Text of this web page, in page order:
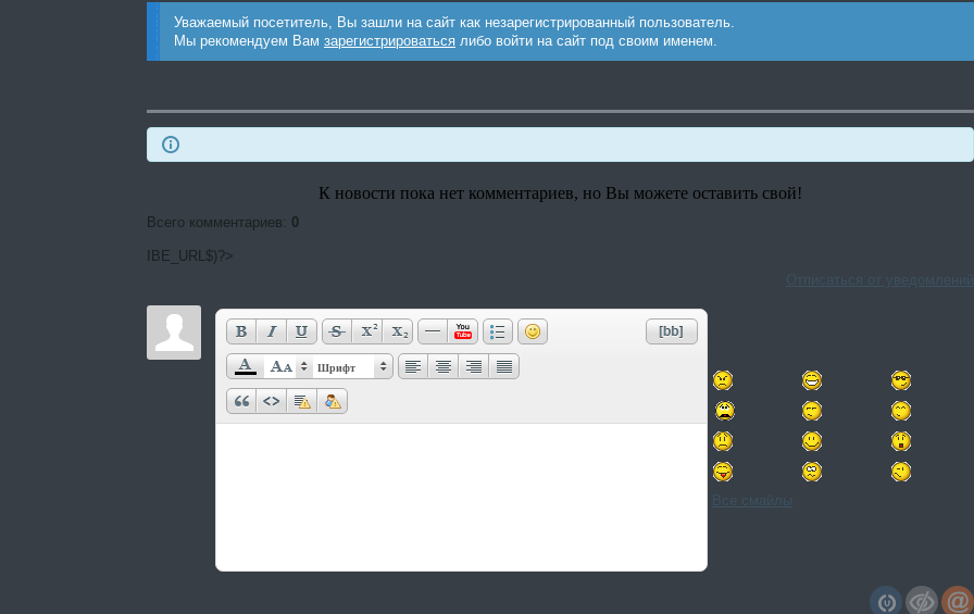
Уважаемый посетитель, Вы зашли на сайт как незарегистрированный пользователь.
Мы рекомендуем Вам зарегистрироваться либо войти на сайт под своим именем.
К новости пока нет комментариев, но Вы можете оставить свой!
Всего комментариев: 0
IBE_URL$)?>
Отписаться от уведомлений
Шрифт
Все смайлы